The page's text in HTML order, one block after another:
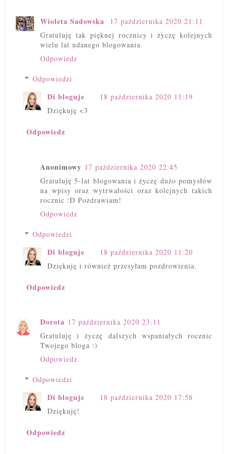
Wioleta Sadowska
17 października 2020 21:11
Gratuluję tak pięknej rocznicy i życzę kolejnych
wielu lat udanego blogowania.
Odpowiedz
Odpowiedzi
Di bloguje
18 października 2020 11:19
Dziękuję <3
Odpowiedz
Anonimowy 17 października 2020 22:45
Gratuluję 5-lat blogowania i życzę dużo pomysłów
na wpisy oraz wytrwałości oraz kolejnych takich
rocznic :D Pozdrawiam!
Odpowiedz
Odpowiedzi
Di bloguje
18 października 2020 11:20
Dziękuję i również przesyłam pozdrowienia.
Odpowiedz
Dorota 17 października 2020 23:11
Gratuluję i życzę dalszych wspaniałych rocznic
Twojego bloga :)
Odpowiedz
Odpowiedzi
Di bloguje
18 października 2020 17:58
Dziękuję!
Odpowiedz